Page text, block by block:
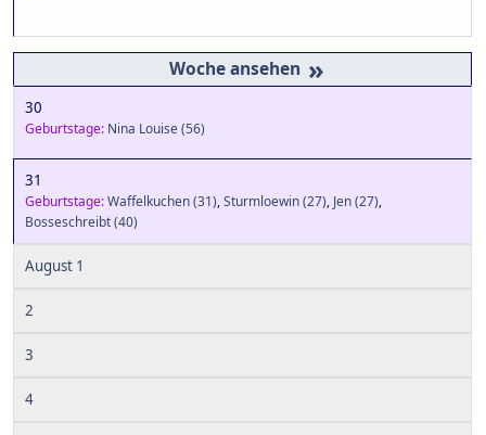
»
30
Geburtstage: Nina Louise(56)
31
Geburtstage:Waffelkuchen(31),Sturmloewin(27), Jen(27),
Bosseschreibt(40)
August 1
2
3
4